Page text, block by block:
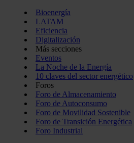
Bioenergía
LATAM
Eficiencia
Digitalización
Más secciones
Eventos
La Noche de la Energía
10 claves del sector energético
Foros
Foro de Almacenamiento
Foro de Autoconsumo
Foro de Movilidad Sostenible
Foro de Transición Energética
Foro Industrial